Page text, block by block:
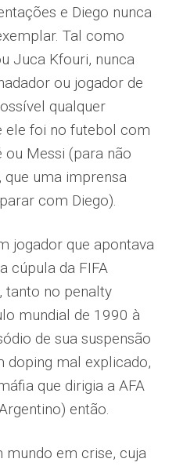
e Diego nunca
Tal como
Juca Kfouri, nunca
ou jogador de
qualquer
ele foi no futebol com
Messi (para não
uma imprensa
com Diego).
jogador que apontava
cúpula da FIFA
tanto no penalty
mundial de 1990 à
de sua suspensão
doping mal explicado,
que dirigia a AFA
então.
em crise, cuja